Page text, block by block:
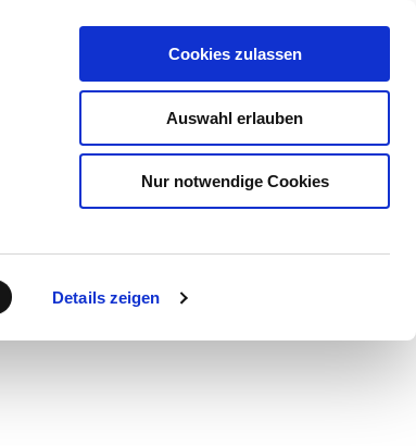
Details zeigen
Cookies zulassen
Auswahl erlauben
Nur notwendige Cookies